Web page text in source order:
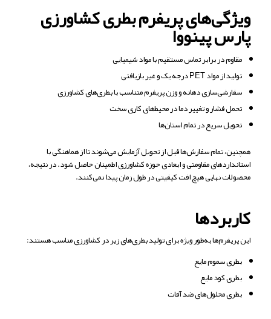
ویژگی‌های پریفرم بطری کشاورزی
پارس پینووا
مقاوم در برابر تماس مستقیم با مواد شیمیایی
تولید از مواد PET درجه یک و غیر بازیافتی
سفارشی‌سازی دهانه و وزن پریفرم متناسب با بطری‌های کشاورزی
تحمل فشار و تغییر دما در محیط‌های کاری سخت
تحویل سریع در تمام استان‌ها
همچنین، تمام سفارش‌ها قبل از تحویل آزمایش می‌شوند تا از هماهنگی با
استانداردهای مقاومتی و ابعادی حوزه کشاورزی اطمینان حاصل شود. در نتیجه،
محصولات نهایی هیچ افت کیفیتی در طول زمان پیدا نمی‌کنند.
کاربردها
این پریفرم‌ها به‌طور ویژه برای تولید بطری‌های زیر در کشاورزی مناسب هستند:
بطری سموم مایع
بطری کود مایع
بطری محلول‌های ضد آفات